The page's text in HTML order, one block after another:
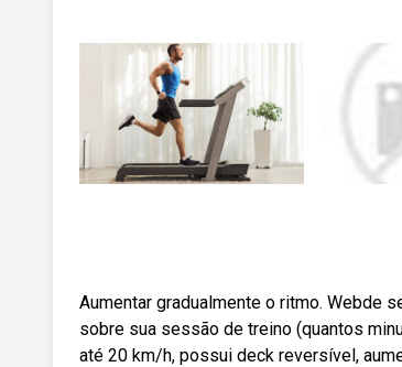
Aumentar gradualmente o ritmo. Webde
sobre sua sessão de treino (quantos
até 20 km/h, possui deck reversível,